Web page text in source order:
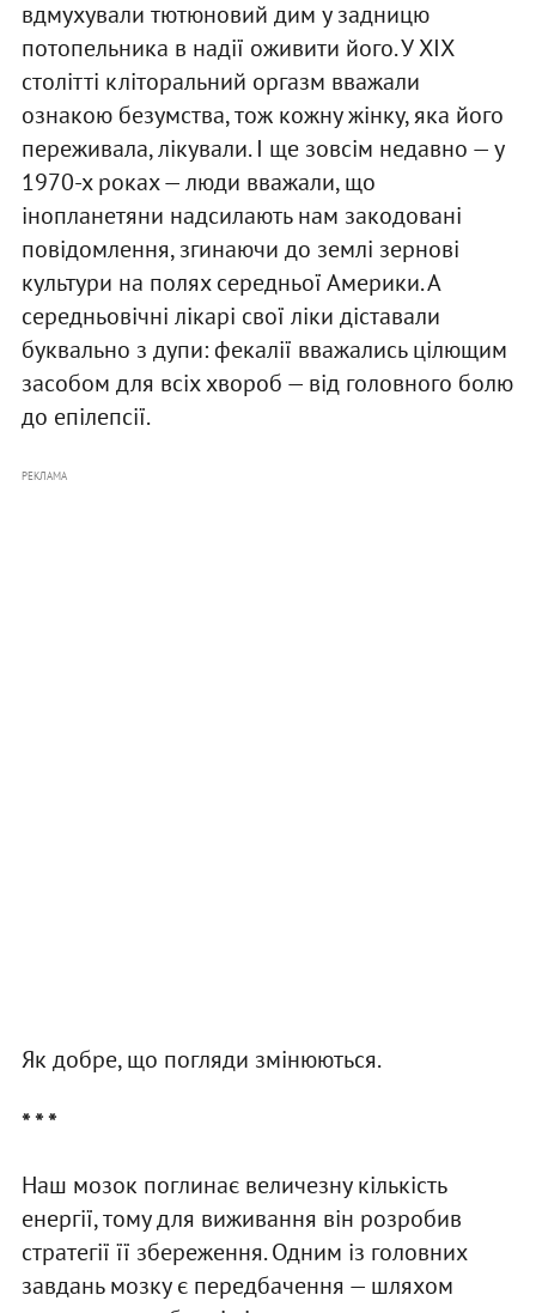
вдмухували тютюновий дим у задницю
потопельника в надії оживити його. У XIX
столітті кліторальний оргазм вважали
ознакою безумства, тож кожну жінку, яка його
переживала, лікували. І ще зовсім недавно — у
1970-х роках — люди вважали, що
інопланетяни надсилають нам закодовані
повідомлення, згинаючи до землі зернові
культури на полях середньої Америки. А
середньовічні лікарі свої ліки діставали
буквально з дупи: фекалії вважались цілющим
засобом для всіх хвороб — від головного болю
до епілепсії.
РЕКЛАМА
Як добре, що погляди змінюються.
* * *
Наш мозок поглинає величезну кількість
енергії, тому для виживання він розробив
стратегії її збереження. Одним із головних
завдань мозку є передбачення — шляхом